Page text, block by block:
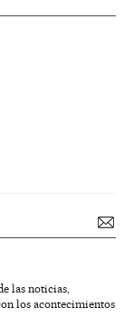
las noticias,
los acontecimientos